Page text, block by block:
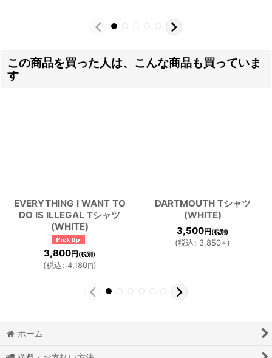
この商品を買った人は、こんな商品も買っていま
す
EVERYTHING I WANT TO
DO IS ILLEGAL Tシャツ
(WHITE)
3,800円 (税別)
(税込: 4,180円)
DARTMOUTH Tシャツ
(WHITE)
3,500円 (税別)
(税込: 3,850円)
ホーム